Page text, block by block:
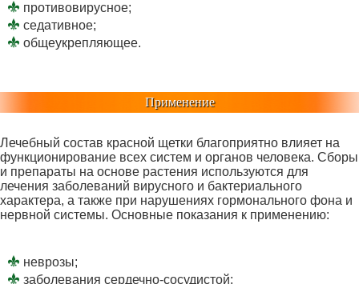
противовирусное;
седативное;
общеукрепляющее.
Применение
Лечебный состав красной щетки благоприятно влияет на
функционирование всех систем и органов человека. Сборы
и препараты на основе растения используются для
лечения заболеваний вирусного и бактериального
характера, а также при нарушениях гормонального фона и
нервной системы. Основные показания к применению:
неврозы;
заболевания сердечно-сосудистой;